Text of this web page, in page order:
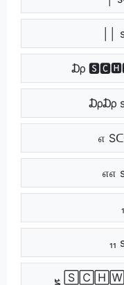
││
₯
₯₯
எ
எஎ
₁₁